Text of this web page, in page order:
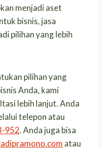
menjadi aset
bisnis, jasa
pilihan yang lebih
pilihan yang
Anda, kami
lebih lanjut. Anda
telepon atau
952. Anda juga bisa
atau